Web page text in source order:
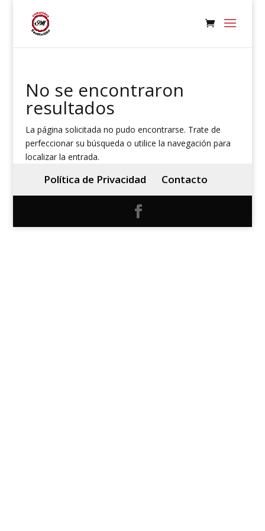
No se encontraron
resultados
La página solicitada no pudo encontrarse. Trate de
perfeccionar su búsqueda o utilice la navegación para
localizar la entrada.
Política de Privacidad Contacto